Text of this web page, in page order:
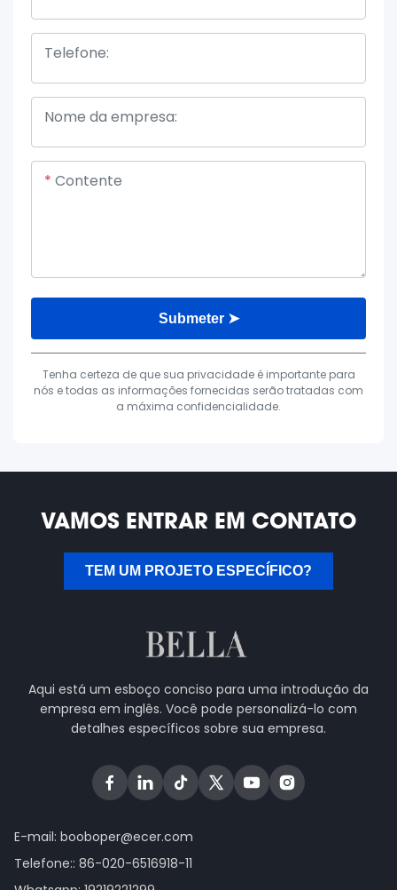
Telefone:
Nome da empresa:
Contente
Submeter ➤
Tenha certeza de que sua privacidade é importante para
nós e todas as informações fornecidas serão tratadas com
a máxima confidencialidade.
VAMOS ENTRAR EM CONTATO
TEM UM PROJETO ESPECÍFICO?
Aqui está um esboço conciso para uma introdução da
empresa em inglês. Você pode personalizá-lo com
detalhes específicos sobre sua empresa.
E-mail: booboper@ecer.com
Telefone:: 86-020-6516918-11